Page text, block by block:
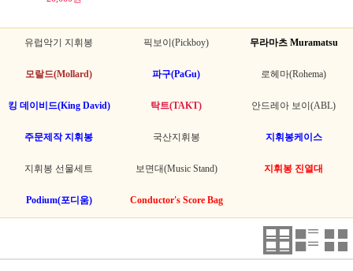
유럽악기 지휘봉 픽보이(Pickboy) 무라마츠 Muramatsu
모랄드(Mollard) 파구(PaGu) 로헤마(Rohema)
킹 데이비드(King David) 탁트(TAKT) 안드레아 보이(ABL)
주문제작 지휘봉 국산지휘봉 지휘봉케이스
지휘봉 선물세트 보면대(Music Stand) 지휘봉 진열대
Podium(포디움) Conductor's Score Bag